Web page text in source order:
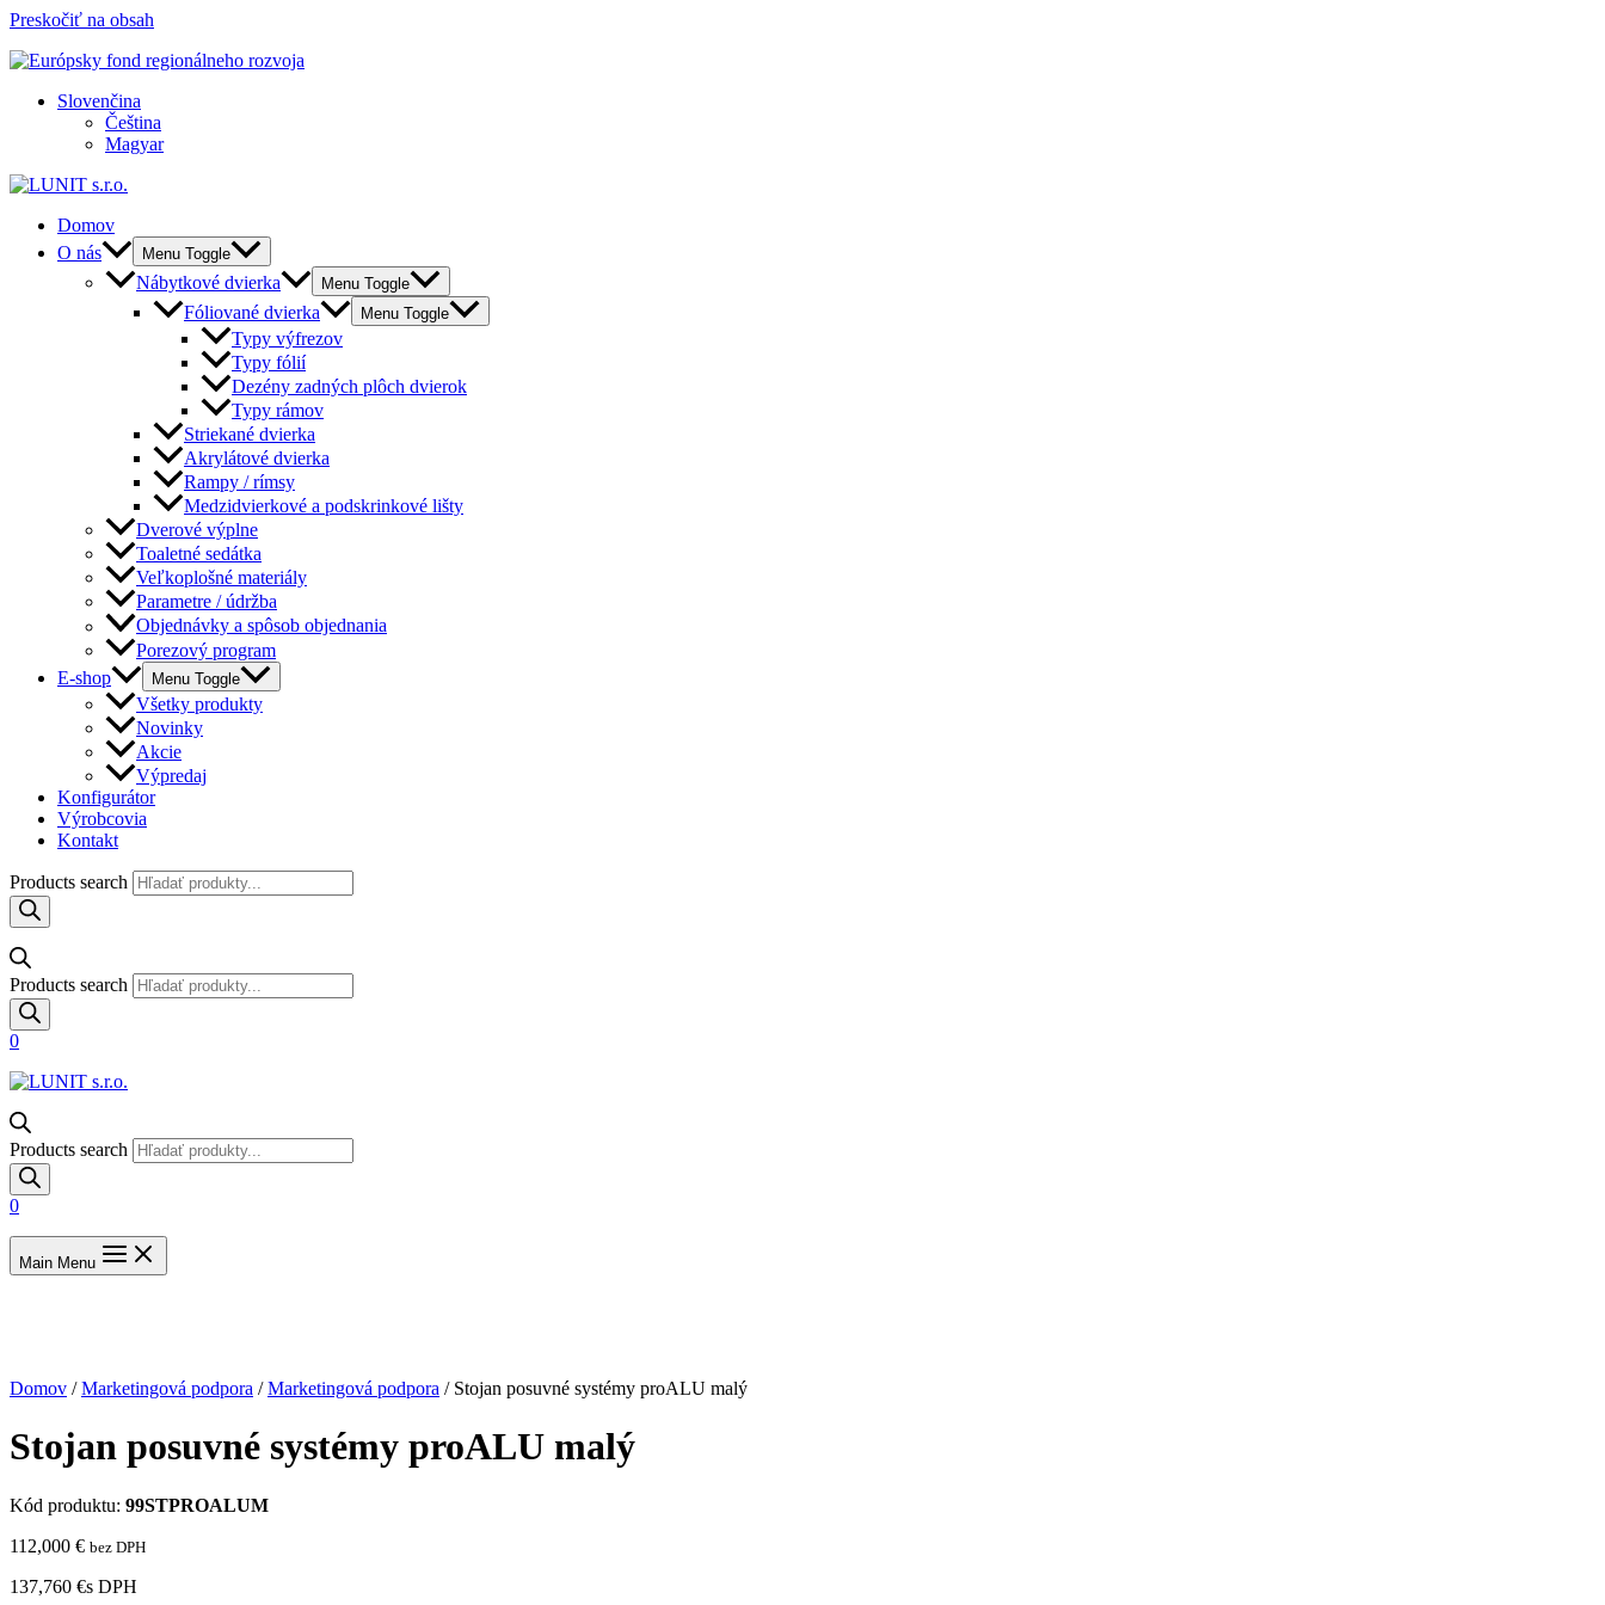
Preskočiť na obsah
Slovenčina
Čeština
Magyar
Domov
O nás
Menu Toggle
Nábytkové dvierka Menu Toggle
Fóliované dvierka Menu Toggle
Typy výfrezov
Typy fólií
Dezény zadných plôch dvierok
Typy rámov
Striekané dvierka
Akrylátové dvierka
Rampy / rímsy
Medzidvierkové a podskrinkové lišty
Dverové výplne
Toaletné sedátka
Veľkoplošné materiály
Parametre / údržba
Objednávky a spôsob objednania
Porezový program
E-shop
Menu Toggle
Všetky produkty
Novinky
Akcie
Výpredaj
Konfigurátor
Výrobcovia
Kontakt
Products search
Products search
0
Products search
0
Main Menu
Domov /Marketingová podpora /Marketingová podpora / Stojan posuvné systémy proALU malý
Stojan posuvné systémy proALU malý
Kód produktu: 99STPROALUM
112,000 € bez DPH
137,760 €s DPH